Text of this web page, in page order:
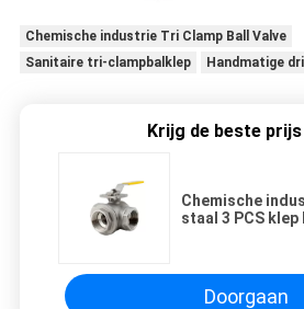
Chemische industrie Tri Clamp Ball Valve
Sanitaire tri-clampbalklep
Handmatige
Krijg de beste
Chemische
staal 3 PCS
Doorgaan